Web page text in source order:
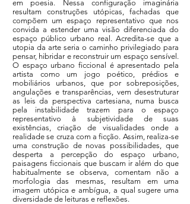
em poesia. Nessa configuração imaginária
resultam construções utópicas, fachadas que
compõem um espaço representativo que nos
convida a estender uma visão diferenciada do
espaço público urbano real. Acredita-se que a
utopia da arte seria o caminho privilegiado para
pensar, hibridar e reconstruir um espaço sensível.
O espaço urbano ficcional é apresentado pela
artista como um jogo poético, prédios e
mobiliários urbanos, que por sobreposições,
angulações e transparências, vem desestruturar
as leis da perspectiva cartesiana, numa busca
pela instabilidade trazem para o espaço
representativo à subjetividade de suas
existências, criação de visualidades onde a
realidade se cruza com a ficção. Assim, realiza-se
uma construção de novas possibilidades, que
desperta a percepção do espaço urbano,
paisagens ficcionais que buscam ir além do que
habitualmente se observa, comentam não a
morfologia das mesmas, resultam em uma
imagem utópica e ambígua, a qual sugere uma
diversidade de leituras e reflexões.